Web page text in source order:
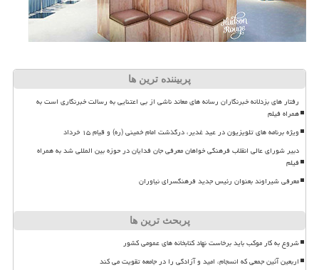
پربیننده ترین ها
رفتار های بزدلانه خبرنگاران رسانه های معاند ناشی از بی اعتنایی به رسالت خبرنگاری است به
همراه فیلم
ویژه برنامه های تلویزیون در عید غدیر، درگذشت امام خمینی (ره) و قیام ۱۵ خرداد
دبیر شورای عالی انقلاب فرهنگی خواهان معرفی جان فدایان در حوزه بین المللی شد به همراه
فیلم
معرفی شیراوند بعنوان رئیس جدید فرهنگسرای نیاوران
پربحث ترین ها
شروع به کار موکب باید برخاست نهاد کتابخانه های عمومی کشور
اربعین آئین جمعی که انسجام، امید و آزادگی را در جامعه تقویت می کند